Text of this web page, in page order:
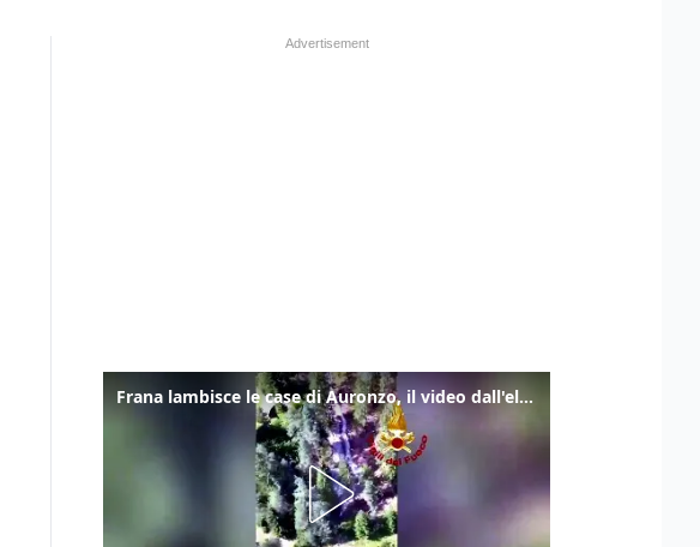
Frana lambisce le case di Auronzo, il video dall'elicottero dei vigili del fuoco